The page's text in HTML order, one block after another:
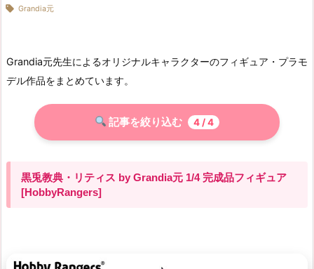
 Grandia元
Grandia元先生によるオリジナルキャラクターのフィギュア・プラモ
デル作品をまとめています。
記事を絞り込む 4 / 4
黒兎教典・リティス by Grandia元 1/4 完成品フィギュア
[HobbyRangers]